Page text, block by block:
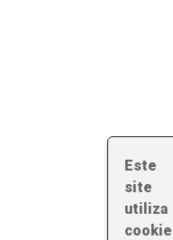
Este
site
utiliza